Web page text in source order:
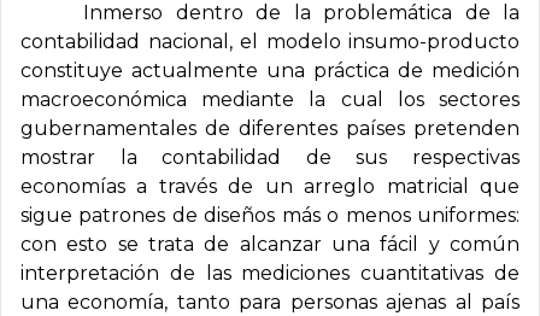
Inmerso dentro de la problemática de la
contabilidad nacional, el modelo insumo-producto
constituye actualmente una práctica de medición
macroeconómica mediante la cual los sectores
gubernamentales de diferentes países pretenden
mostrar la contabilidad de sus respectivas
economías a través de un arreglo matricial que
sigue patrones de diseños más o menos uniformes:
con esto se trata de alcanzar una fácil y común
interpretación de las mediciones cuantitativas de
una economía, tanto para personas ajenas al país